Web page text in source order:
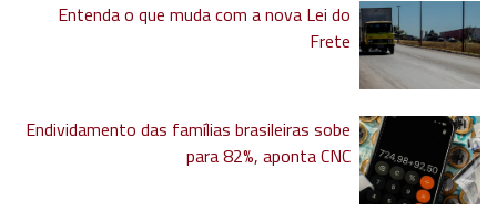
Entenda o que muda com a nova Lei do
Frete
Endividamento das famílias brasileiras sobe
para 82%, aponta CNC